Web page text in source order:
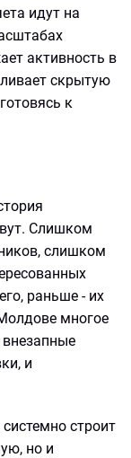
идут на
активность в
скрытую
к
Слишком
слишком
раньше - их
многое
и
строит
но и